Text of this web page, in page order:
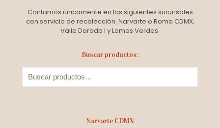
Contamos únicamente en las siguientes sucursales
con servicio de recolección: Narvarte o Roma CDMX,
Valle Dorado I y Lomas Verdes.
Buscar productos:
Narvarte CDMX